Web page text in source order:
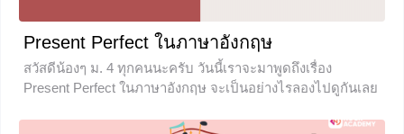
Present Perfect ในภาษาอังกฤษ
สวัสดีน้องๆ ม.​ 4 ทุกคนนะครับ วันนี้เราจะมาพูดถึงเรื่อง
Present Perfect ในภาษาอังกฤษ จะเป็นอย่างไรลองไปดูกันเลย